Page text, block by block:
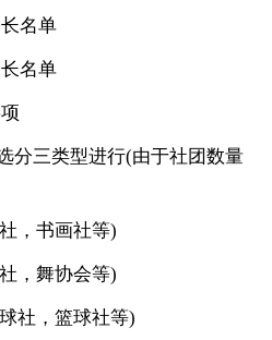
名单
名单
三类型进行(由于社团数量
，书画社等)
，舞协会等)
社，篮球社等)